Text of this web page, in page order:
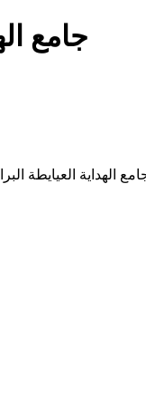
جامع